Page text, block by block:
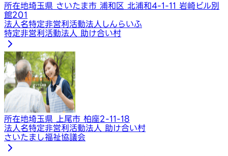
所在地埼玉県 さいたま市 浦和区 北浦和4-1-11 岩崎ビル別
館201
法人名特定非営利活動法人しんらいふ
特定非営利活動法人 助け合い村
所在地埼玉県 上尾市 柏座2-11-18
法人名特定非営利活動法人 助け合い村
さいたまし福祉協議会